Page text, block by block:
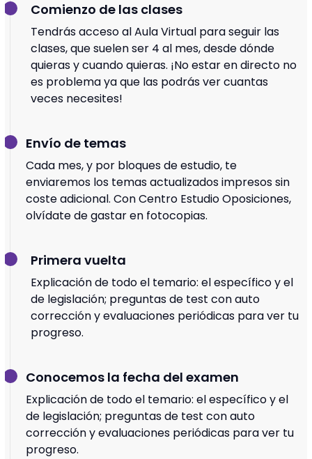
Comienzo de las clases
Tendrás acceso al Aula Virtual para seguir las
clases, que suelen ser 4 al mes, desde dónde
quieras y cuando quieras. ¡No estar en directo no
es problema ya que las podrás ver cuantas
veces necesites!
Envío de temas
Cada mes, y por bloques de estudio, te
enviaremos los temas actualizados impresos sin
coste adicional. Con Centro Estudio Oposiciones,
olvídate de gastar en fotocopias.
Primera vuelta
Explicación de todo el temario: el específico y el
de legislación; preguntas de test con auto
corrección y evaluaciones periódicas para ver tu
progreso.
Conocemos la fecha del examen
Explicación de todo el temario: el específico y el
de legislación; preguntas de test con auto
corrección y evaluaciones periódicas para ver tu
progreso.